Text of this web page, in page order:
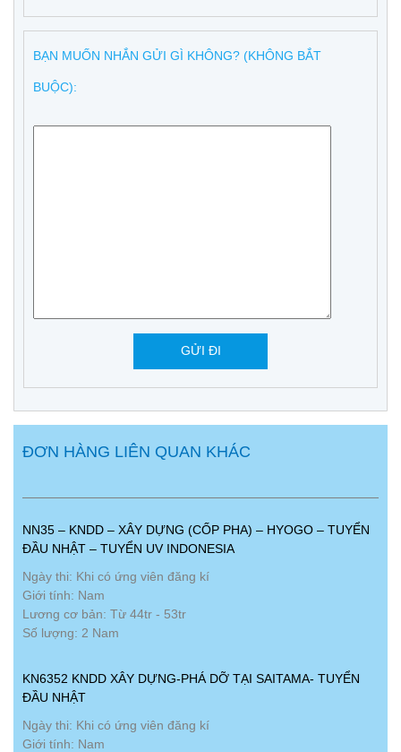
BẠN MUỐN NHẮN GỬI GÌ KHÔNG? (KHÔNG BẮT
BUỘC):
ĐƠN HÀNG LIÊN QUAN KHÁC
NN35 – KNDD – XÂY DỰNG (CỐP PHA) – HYOGO – TUYỂN
ĐẦU NHẬT – TUYỂN UV INDONESIA
Ngày thi: Khi có ứng viên đăng kí
Giới tính: Nam
Lương cơ bản: Từ 44tr - 53tr
Số lượng: 2 Nam
KN6352 KNDD XÂY DỰNG-PHÁ DỠ TẠI SAITAMA- TUYỂN
ĐẦU NHẬT
Ngày thi: Khi có ứng viên đăng kí
Giới tính: Nam